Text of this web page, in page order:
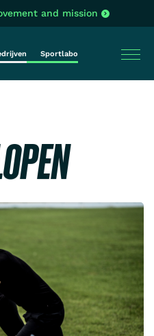
and mission
Sportlabo